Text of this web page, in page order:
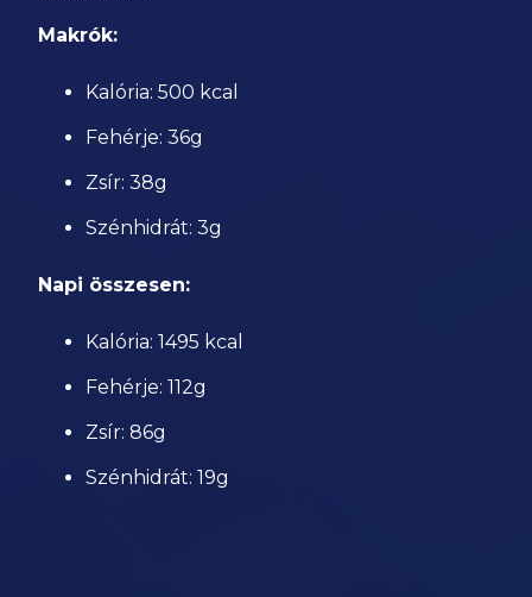
Makrók:
Kalória: 500 kcal
Fehérje: 36g
Zsír: 38g
Szénhidrát: 3g
Napi összesen:
Kalória: 1495 kcal
Fehérje: 112g
Zsír: 86g
Szénhidrát: 19g